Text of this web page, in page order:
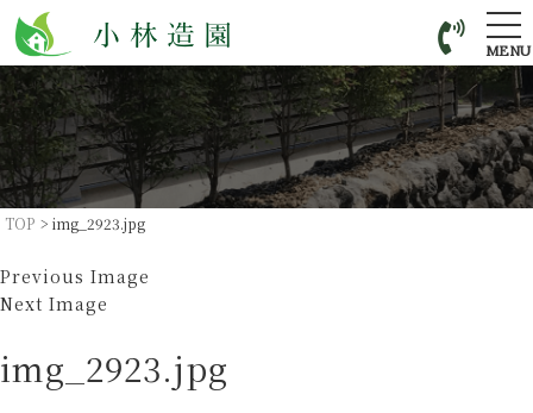
MENU
TOP >img_2923.jpg
Previous Image
Next Image
img_2923.jpg